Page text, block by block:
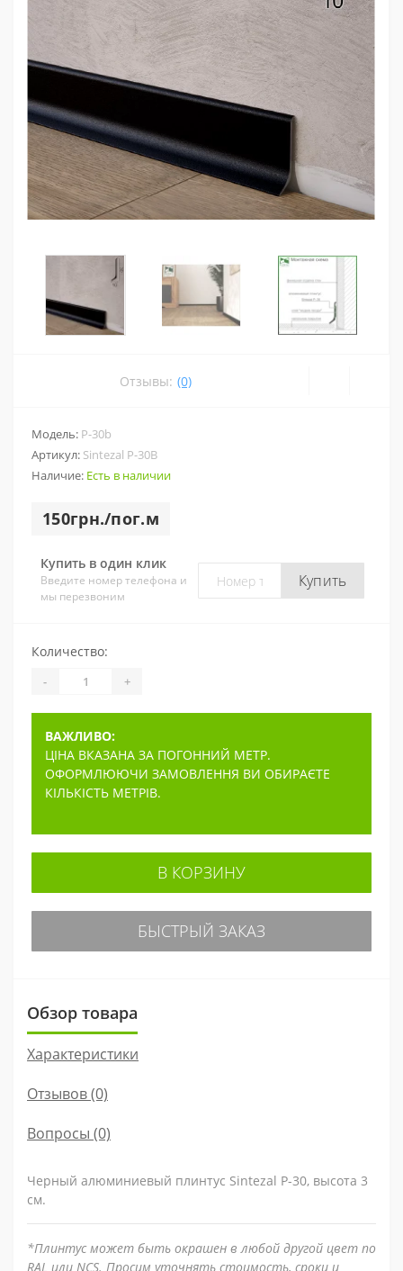
Отзывы: (0)
Модель: P-30b
Артикул: Sintezal P-30В
Наличие: Есть в наличии
150грн./пог.м
Купить в один клик
Введите номер телефона и
мы перезвоним
Купить
Количество:
- +
ВАЖЛИВО:
ЦІНА ВКАЗАНА ЗА ПОГОННИЙ МЕТР.
ОФОРМЛЮЮЧИ ЗАМОВЛЕННЯ ВИ ОБИРАЄТЕ
КІЛЬКІСТЬ МЕТРІВ.
В КОРЗИНУ
БЫСТРЫЙ ЗАКАЗ
Обзор товара
Характеристики
Отзывов (0)
Вопросы (0)
Черный алюминиевый плинтус Sintezal P-30, высота 3
см.
*Плинтус может быть окрашен в любой другой цвет по
RAL или NCS. Просим уточнять стоимость, сроки и